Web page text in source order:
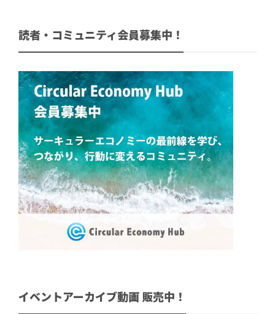
読者・コミュニティ会員募集中！
イベントアーカイブ動画 販売中！